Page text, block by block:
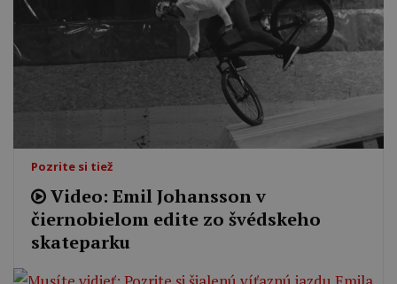
Pozrite si tiež
Video: Emil Johansson v
čiernobielom edite zo švédskeho
skateparku